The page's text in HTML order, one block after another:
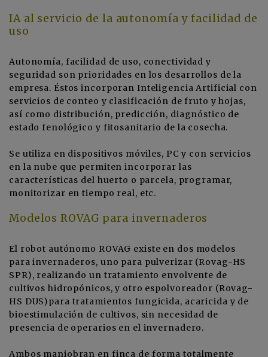
IA al servicio de la autonomía y facilidad de
uso
Autonomía, facilidad de uso, conectividad y
seguridad son prioridades en los desarrollos de la
empresa. Éstos incorporan Inteligencia Artificial con
servicios de conteo y clasificación de fruto y hojas,
así como distribución, predicción, diagnóstico de
estado fenológico y fitosanitario de la cosecha.
Se utiliza en dispositivos móviles, PC y con servicios
en la nube que permiten incorporar las
características del huerto o parcela, programar,
monitorizar en tiempo real, etc.
Modelos ROVAG para invernaderos
El robot autónomo ROVAG existe en dos modelos
para invernaderos, uno para pulverizar (Rovag-HS
SPR), realizando un tratamiento envolvente de
cultivos hidropónicos, y otro espolvoreador (Rovag-
HS DUS)para tratamientos fungicida, acaricida y de
bioestimulación de cultivos, sin necesidad de
presencia de operarios en el invernadero.
Ambos maniobran en finca de forma totalmente